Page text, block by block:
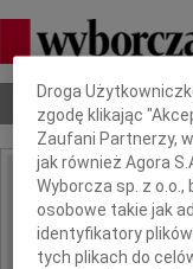
Nekrologi Odeszli
IMIĘ I NAZWISKO:
REGION:
Dbamy o Twoją
Droga
zgodę klikając
Zaufani Partnerzy,
jak również Agora
Wyborcza sp. z
osobowe takie jak
identyfikatory
tych plikach do